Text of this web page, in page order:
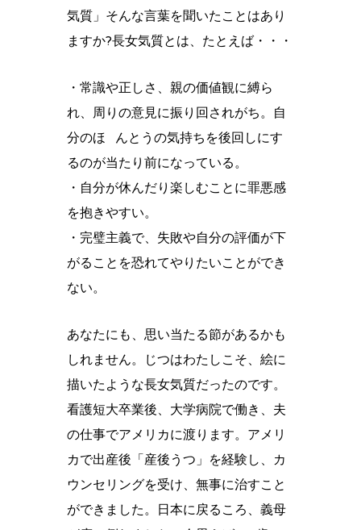
気質」そんな言葉を聞いたことはあり
ますか?長女気質とは、たとえば・・・
・常識や正しさ、親の価値観に縛ら
れ、周りの意見に振り回されがち。自
分のほ んとうの気持ちを後回しにす
るのが当たり前になっている。
・自分が休んだり楽しむことに罪悪感
を抱きやすい。
・完璧主義で、失敗や自分の評価が下
がることを恐れてやりたいことができ
ない。
あなたにも、思い当たる節があるかも
しれません。じつはわたしこそ、絵に
描いたような長女気質だったのです。
看護短大卒業後、大学病院で働き、夫
の仕事でアメリカに渡ります。アメリ
カで出産後「産後うつ」を経験し、カ
ウンセリングを受け、無事に治すこと
ができました。日本に戻るころ、義母